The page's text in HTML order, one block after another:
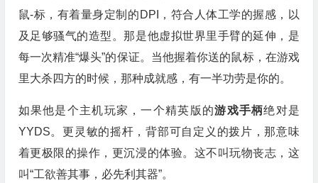
鼠-标，有着量身定制的DPI，符合人体工学的握感，以
及足够骚气的造型。那是他虚拟世界里手臂的延伸，是
每一次精准“爆头”的保证。当他握着你送的鼠标，在游戏
里大杀四方的时候，那种成就感，有一半功劳是你的。
如果他是个主机玩家，一个精英版的游戏手柄绝对是
YYDS。更灵敏的摇杆，背部可自定义的拨片，那意味
着更极限的操作，更沉浸的体验。这不叫玩物丧志，这
叫“工欲善其事，必先利其器”。